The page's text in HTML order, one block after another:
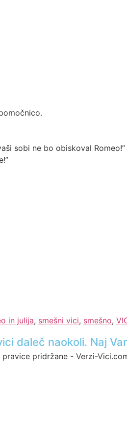
sobi ne bo obiskoval Romeo!”
in julija, smešni vici, smešno,
daleč naokoli. Naj
pravice pridržane - Verzi-